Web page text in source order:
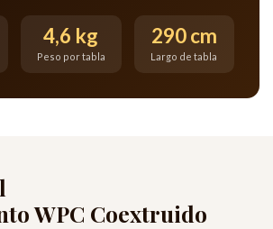
4,6 kg
Peso por tabla
290 cm
Largo de tabla
WPC Coextruido